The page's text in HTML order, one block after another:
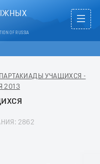
OF RUSSIA
УЧАЩИХСЯ -
2013
2862